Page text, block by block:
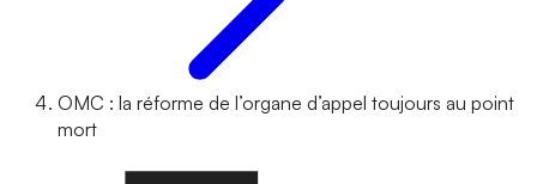
OMC : la réforme de l’organe d’appel toujours au point
mort